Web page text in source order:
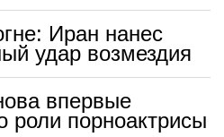
Иран нанес
удар возмездия
впервые
роли порноактрисы